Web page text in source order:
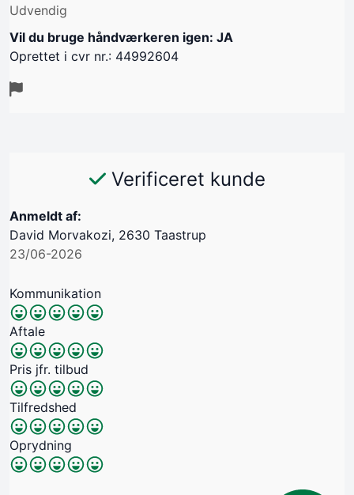
Udvendig
Vil du bruge håndværkeren igen: JA
Oprettet i cvr nr.: 44992604
Verificeret kunde
Anmeldt af:
David Morvakozi, 2630 Taastrup
23/06-2026
Kommunikation
Aftale
Pris jfr. tilbud
Tilfredshed
Oprydning